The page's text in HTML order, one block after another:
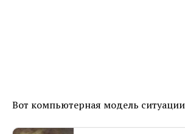
Вот компьютерная модель